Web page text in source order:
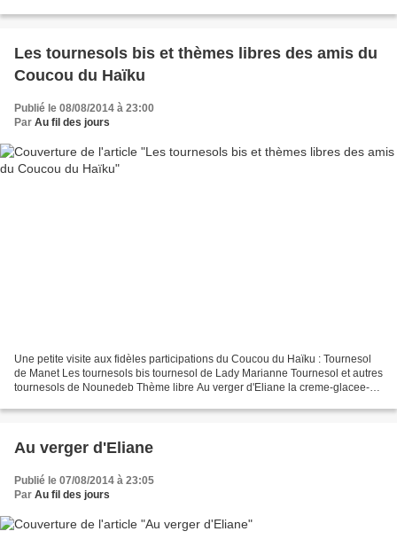
Les tournesols bis et thèmes libres des amis du
Coucou du Haïku
Publié le 08/08/2014 à 23:00
Par Au fil des jours
Une petite visite aux fidèles participations du Coucou du Haïku : Tournesol
de Manet Les tournesols bis tournesol de Lady Marianne Tournesol et autres
tournesols de Nounedeb Thème libre Au verger d'Eliane la creme-glacee-
Au verger d'Eliane
Publié le 07/08/2014 à 23:05
Par Au fil des jours